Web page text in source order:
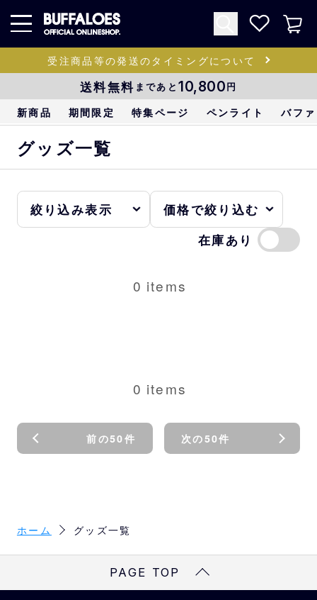
受注商品等の発送のタイミングについて
送料無料 まであと 10,800円
新商品 期間限定 特集ページ ペンライト バフ
グッズ一覧
在庫あり
0 items
0 items
前の50件 次の50件
ホーム グッズ一覧
PAGE TOP